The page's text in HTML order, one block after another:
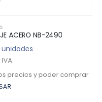
ACERO NB-2490
unidades
IVA
precios y poder comprar